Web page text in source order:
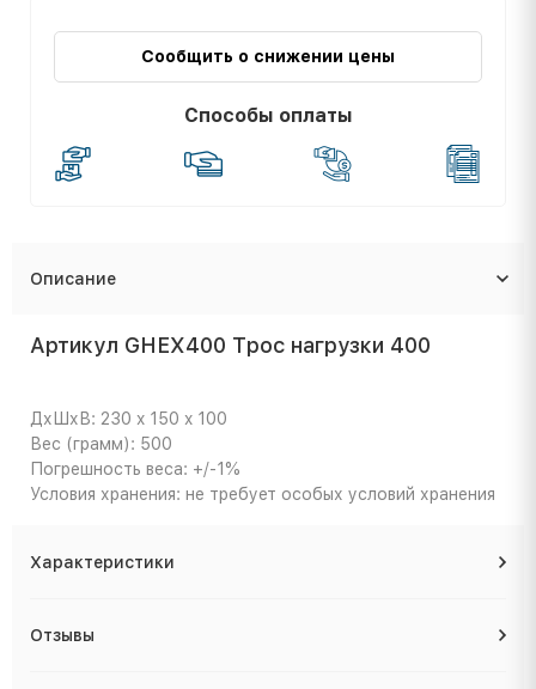
Сообщить о снижении цены
Способы оплаты
Описание
Артикул GHEX400 Трос нагрузки 400
ДхШхВ: 230 x 150 x 100
Вес (грамм): 500
Погрешность веса: +/-1%
Условия хранения: не требует особых условий хранения
Характеристики
Отзывы